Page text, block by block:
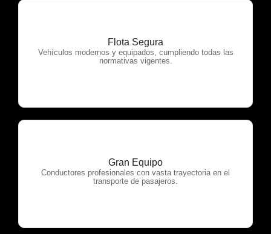
Flota Segura
Vehículos modernos y equipados, cumpliendo todas las
normativas vigentes.
OTP Servicios
Gran Equipo
Conductores profesionales con vasta trayectoria en el
transporte de pasajeros.
OTP Servicios